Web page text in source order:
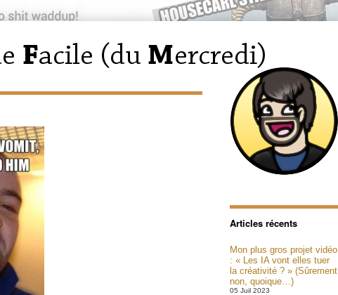
Articles récents
Mon plus gros projet vidéo
: « Les IA vont elles tuer
la créativité ? » (Sûrement
non, quoique…)
05 Juil 2023